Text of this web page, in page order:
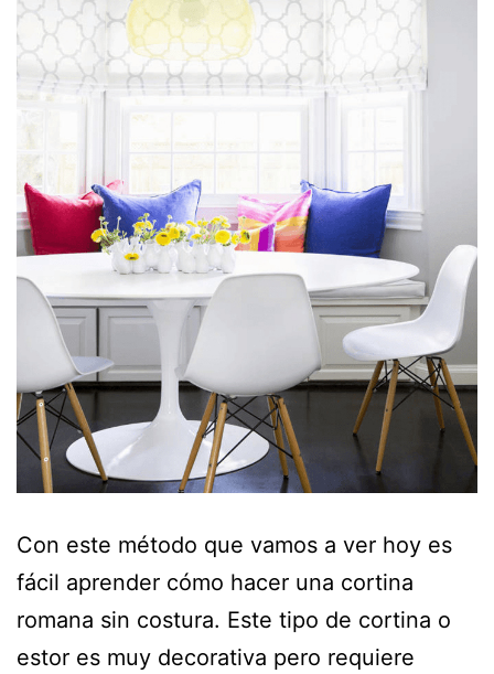
Con este método que vamos a ver hoy es
fácil aprender cómo hacer una cortina
romana sin costura. Este tipo de cortina o
estor es muy decorativa pero requiere